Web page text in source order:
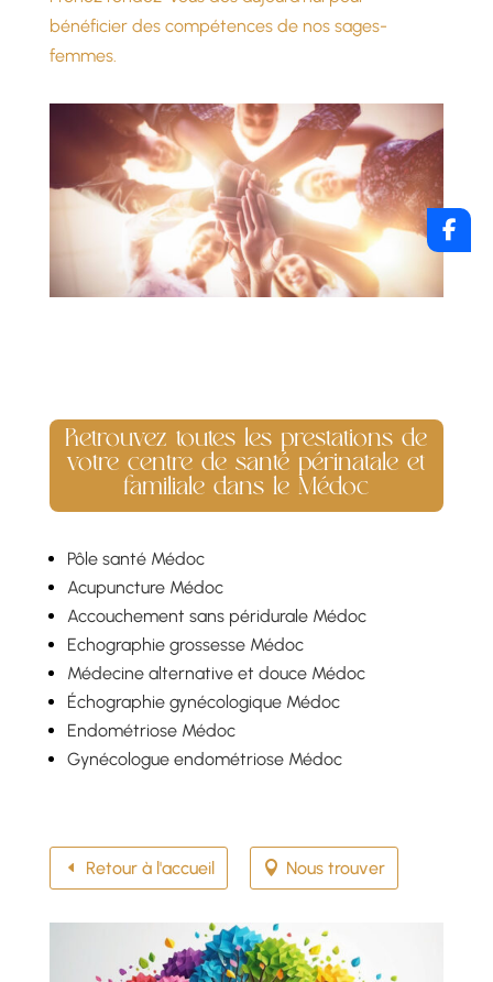
bénéficier des compétences de nos sages-
femmes.
Retrouvez toutes les prestations de
votre centre de santé périnatale et
familiale dans le Médoc
Pôle santé Médoc
Acupuncture Médoc
Accouchement sans péridurale Médoc
Echographie grossesse Médoc
Médecine alternative et douce Médoc
Échographie gynécologique Médoc
Endométriose Médoc
Gynécologue endométriose Médoc
Retour à l'accueil Nous trouver